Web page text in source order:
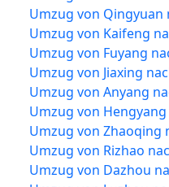
Umzug von Qingyuan
Umzug von Kaifeng
Umzug von Fuyang
Umzug von Jiaxing
Umzug von Anyang
Umzug von
Umzug von Zhaoqing
Umzug von Rizhao
Umzug von Dazhou